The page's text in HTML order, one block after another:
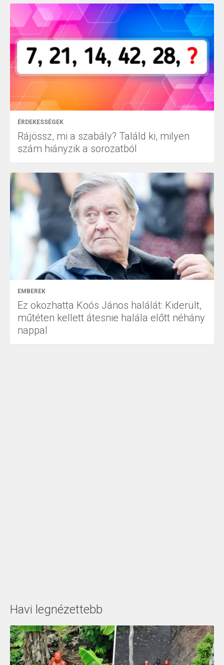
ÉRDEKESSÉGEK
Rájössz, mi a szabály? Találd ki, milyen
szám hiányzik a sorozatból
EMBEREK
Ez okozhatta Koós János halálát: Kiderült,
műtéten kellett átesnie halála előtt néhány
nappal
Havi legnézettebb